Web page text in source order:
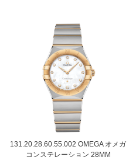
131.20.28.60.55.002 OMEGA オメガ
コンステレーション 28MM